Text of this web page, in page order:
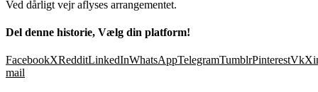
Ved dårligt vejr aflyses arrangementet.
Del denne historie, Vælg din platform!
FacebookXRedditLinkedInWhatsAppTelegramTumblrPinterestVk
mail